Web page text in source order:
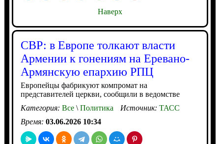
Наверх
СВР: в Европе толкают власти
Армении к гонениям на Еревано-
Армянскую епархию РПЦ
Европейцы фабрикуют компромат на
представителей церкви, сообщили в ведомстве
Категория: Все\Политика Источник: ТАСС
Время: 03.06.2026 10:34